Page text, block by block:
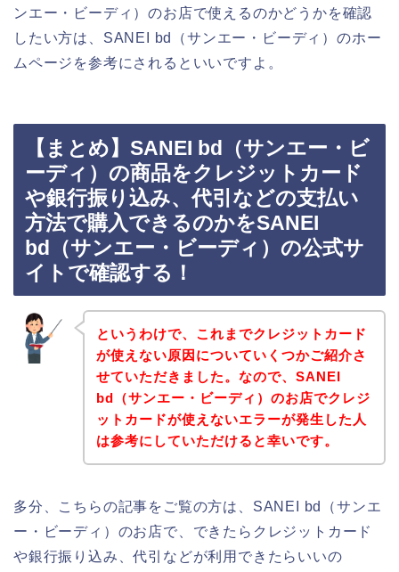
ンエー・ビーディ）のお店で使えるのかどうかを確認
したい方は、SANEI bd（サンエー・ビーディ）のホー
ムページを参考にされるといいですよ。
【まとめ】SANEI bd（サンエー・ビ
ーディ）の商品をクレジットカード
や銀行振り込み、代引などの支払い
方法で購入できるのかをSANEI
bd（サンエー・ビーディ）の公式サ
イトで確認する！
というわけで、これまでクレジットカード
が使えない原因についていくつかご紹介さ
せていただきました。なので、SANEI
bd（サンエー・ビーディ）のお店でクレジ
ットカードが使えないエラーが発生した人
は参考にしていただけると幸いです。
多分、こちらの記事をご覧の方は、SANEI bd（サンエ
ー・ビーディ）のお店で、できたらクレジットカード
や銀行振り込み、代引などが利用できたらいいの